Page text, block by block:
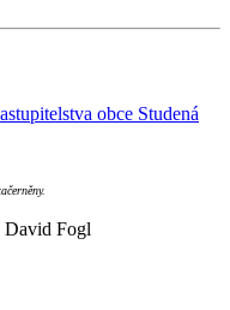
obce Studená
David Fogl